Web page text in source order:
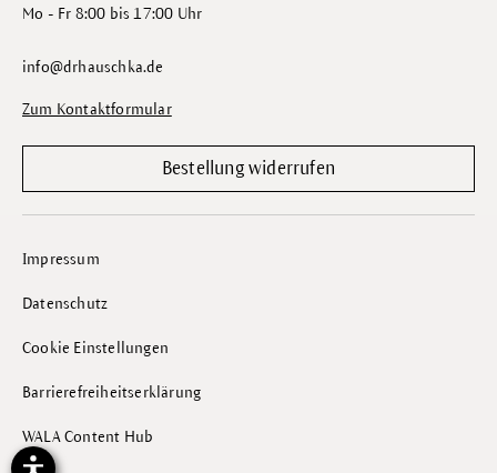
Mo - Fr 8:00 bis 17:00 Uhr
info@drhauschka.de
Zum Kontaktformular
Bestellung widerrufen
Impressum
Datenschutz
Cookie Einstellungen
Barrierefreiheitserklärung
WALA Content Hub